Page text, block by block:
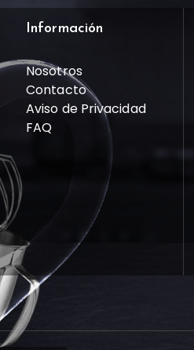
Información
Nosotros
Contacto
Aviso de Privacidad
FAQ